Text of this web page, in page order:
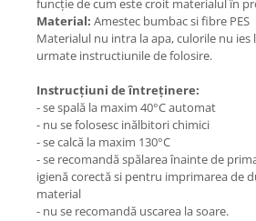
funcție de cum este croit materialul în
Material: Amestec bumbac si fibre PES
Materialul nu intra la apa, culorile nu ies
urmate instructiunile de folosire.
Instrucțiuni de întreținere:
- se spală la maxim 40°C automat
- nu se folosesc inălbitori chimici
- se calcă la maxim 130°C
- se recomandă spălarea înainte de
igienă corectă si pentru imprimarea de
material
- nu se recomandă uscarea la soare.